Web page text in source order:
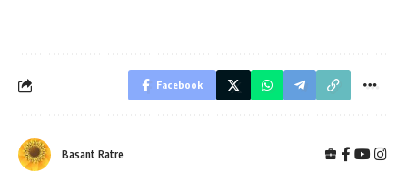
Facebook
Basant Ratre